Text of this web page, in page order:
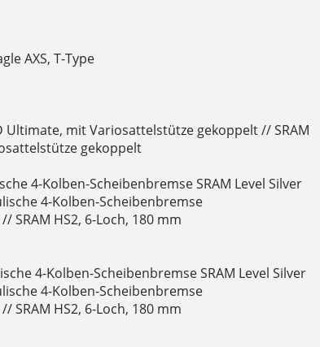
AXS, T-Type
Ultimate, mit Variosattelstütze gekoppelt // SRAM
gekoppelt
4-Kolben-Scheibenbremse SRAM Level Silver
4-Kolben-Scheibenbremse
SRAM HS2, 6-Loch, 180 mm
4-Kolben-Scheibenbremse SRAM Level Silver
4-Kolben-Scheibenbremse
SRAM HS2, 6-Loch, 180 mm